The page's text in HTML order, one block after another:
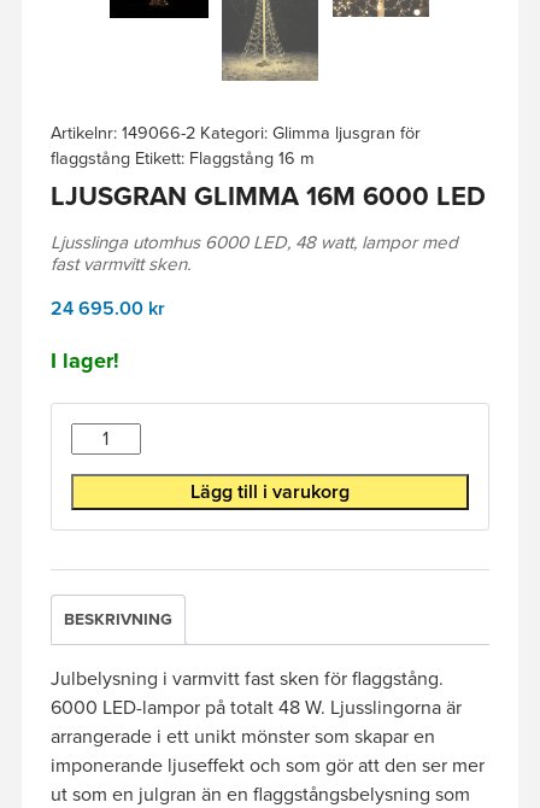
Artikelnr: 149066-2 Kategori: Glimma ljusgran för
flaggstång Etikett: Flaggstång 16 m
LJUSGRAN GLIMMA 16M 6000 LED
Ljusslinga utomhus 6000 LED, 48 watt, lampor med
fast varmvitt sken.
24 695.00 kr
I lager!
Antal
Lägg till i varukorg
BESKRIVNING
Julbelysning i varmvitt fast sken för flaggstång.
6000 LED-lampor på totalt 48 W. Ljusslingorna är
arrangerade i ett unikt mönster som skapar en
imponerande ljuseffekt och som gör att den ser mer
ut som en julgran än en flaggstångsbelysning som